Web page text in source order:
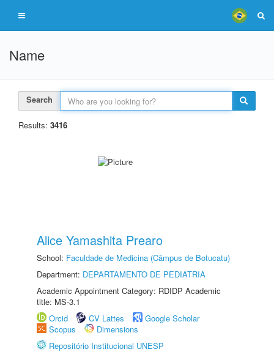
Name
Search
Results: 3416
Alice Yamashita Prearo
School: Faculdade de Medicina (Câmpus de Botucatu)
Department: DEPARTAMENTO DE PEDIATRIA
Academic Appointment Category: RDIDP Academic
title: MS-3.1
Orcid
CV Lattes
Google Scholar
Scopus
Dimensions
Repositório Institucional UNESP